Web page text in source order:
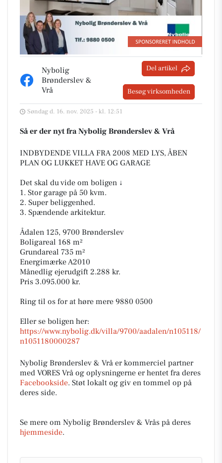
Nybolig
Brønderslev &
Vrå
Del artikel
Besøg virksomheden
Søndag d. 16. nov. 2025 - kl. 12:51
Så er der nyt fra Nybolig Brønderslev & Vrå
INDBYDENDE VILLA FRA 2008 MED LYS, ÅBEN
PLAN OG LUKKET HAVE OG GARAGE
Det skal du vide om boligen ↓
1. Stor garage på 50 kvm.
2. Super beliggenhed.
3. Spændende arkitektur.
Ådalen 125, 9700 Brønderslev
Boligareal 168 m²
Grundareal 735 m²
Energimærke A2010
Månedlig ejerudgift 2.288 kr.
Pris 3.095.000 kr.
Ring til os for at høre mere 9880 0500
Eller se boligen her:
https://www.nybolig.dk/villa/9700/aadalen/n105118/
n1051180000287
Nybolig Brønderslev & Vrå er kommerciel partner
med VORES Vrå og oplysningerne er hentet fra deres
Facebookside. Støt lokalt og giv en tommel op på
deres side.
Se mere om Nybolig Brønderslev & Vrås på deres
hjemmeside.